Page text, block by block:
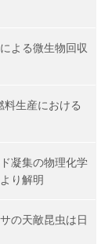
よる微生物回収
料生産における
凝集の物理化学
り解明
の天敵昆虫は日